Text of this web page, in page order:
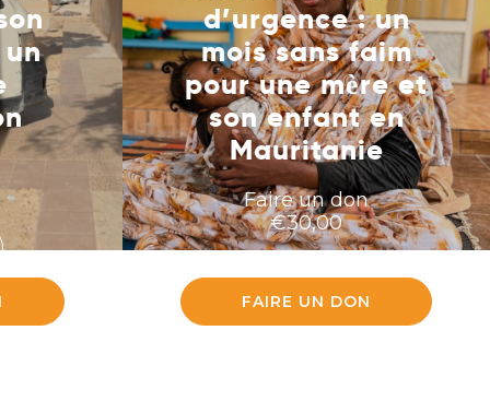
d’urgence : un
mois sans faim
pour une mère et
son enfant en
Mauritanie
Faire un don
€30,00
LA SUITE
FAIRE UN DON